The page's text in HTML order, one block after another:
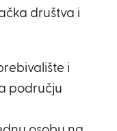
društva i
i
području